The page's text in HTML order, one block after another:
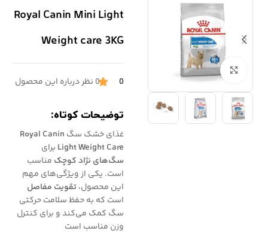
برای بزرگنمایی کلیک کنید
Royal Canin Mini Light
Weight care 3KG
0 0 نظر درباره این محصول
توضیحات کوتاه:
غذای خشک سگ Royal Canin
Light Weight Care برای
سگ‌های نژاد کوچک مناسب
است. یکی از ویژگی‌های مهم
این محصول،تقویت مفاصل
است که به حفظ سلامت حرکتی
سگ کمک می‌کند و برای کنترل
وزن مناسب است